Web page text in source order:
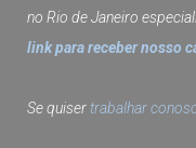
no Rio de Janeiro
link para receber nosso
Se quisertrabalhar